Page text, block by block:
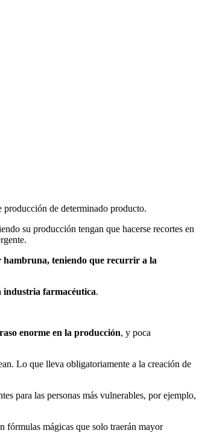
producción de determinado producto.
su producción tengan que hacerse recortes en
hambruna, teniendo que recurrir a la
industria farmacéutica.
enorme en la producción, y poca
Lo que lleva obligatoriamente a la creación de
para las personas más vulnerables, por ejemplo,
fórmulas mágicas que solo traerán mayor